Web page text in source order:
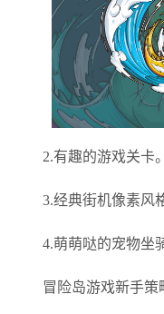
2.有趣的游戏关卡。
3.经典街机像素风
4.萌萌哒的宠物坐
冒险岛游戏新手策